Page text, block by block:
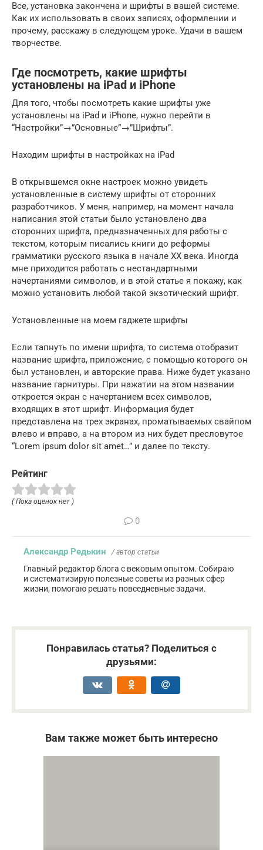
Все, установка закончена и шрифты в вашей системе.
Как их использовать в своих записях, оформлении и
прочему, расскажу в следующем уроке. Удачи в вашем
творчестве.
Где посмотреть, какие шрифты
установлены на iPad и iPhone
Для того, чтобы посмотреть какие шрифты уже
установлены на iPad и iPhone, нужно перейти в
“Настройки”→”Основные”→”Шрифты”.
Находим шрифты в настройках на iPad
В открывшемся окне настроек можно увидеть
установленные в систему шрифты от сторонних
разработчиков. У меня, например, на момент начала
написания этой статьи было установлено два
сторонних шрифта, предназначенных для работы с
текстом, которым писались книги до реформы
грамматики русского языка в начале ХХ века. Иногда
мне приходится работать с нестандартными
начертаниями символов, и в этой статье я покажу, как
можно установить любой такой экзотический шрифт.
Установленные на моем гаджете шрифты
Если тапнуть по имени шрифта, то система отобразит
название шрифта, приложение, с помощью которого он
был установлен, и авторские права. Ниже будет указано
название гарнитуры. При нажатии на этом названии
откроется экран с начертанием всех символов,
входящих в этот шрифт. Информация будет
представлена на трех экранах, проматываемых свайпом
влево и вправо, а на втором из них будет пресловутое
“Lorem ipsum dolor sit amet…” и далее по тексту.
Рейтинг
( Пока оценок нет )
0
Александр Редькин / автор статьи
Главный редактор блога с вековым опытом. Собираю
и систематизирую полезные советы из разных сфер
жизни, помогаю решать повседневные задачи.
Понравилась статья? Поделиться с
друзьями:
Вам также может быть интересно